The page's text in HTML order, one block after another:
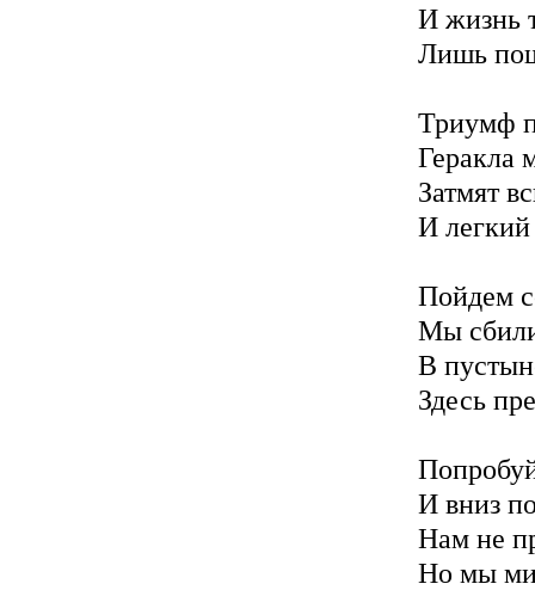
И жизнь
Лишь
Триумф
Геракла
Затмят
И
Пойдем
Мы
В
Здесь
И вниз
Нам не
Но мы